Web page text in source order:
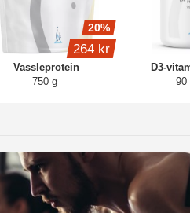
Vassleprotein
750 g
20%
264 kr
D3-
90